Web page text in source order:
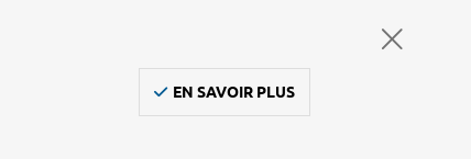
EN SAVOIR PLUS